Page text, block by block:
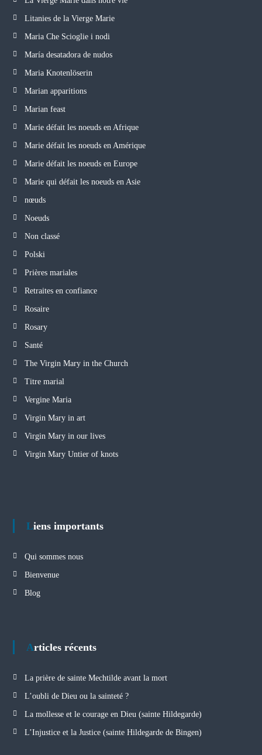
Litanies de la Vierge Marie
Maria Che Scioglie i nodi
María desatadora de nudos
Maria Knotenlöserin
Marian apparitions
Marian feast
Marie défait les noeuds en Afrique
Marie défait les noeuds en Amérique
Marie défait les noeuds en Europe
Marie qui défait les noeuds en Asie
nœuds
Noeuds
Non classé
Polski
Prières mariales
Retraites en confiance
Rosaire
Rosary
Santé
The Virgin Mary in the Church
Titre marial
Vergine Maria
Virgin Mary in art
Virgin Mary in our lives
Virgin Mary Untier of knots
Liens importants
Qui sommes nous
Bienvenue
Blog
Articles récents
La prière de sainte Mechtilde avant la mort
L’oubli de Dieu ou la sainteté ?
La mollesse et le courage en Dieu (sainte Hildegarde)
L’Injustice et la Justice (sainte Hildegarde de Bingen)